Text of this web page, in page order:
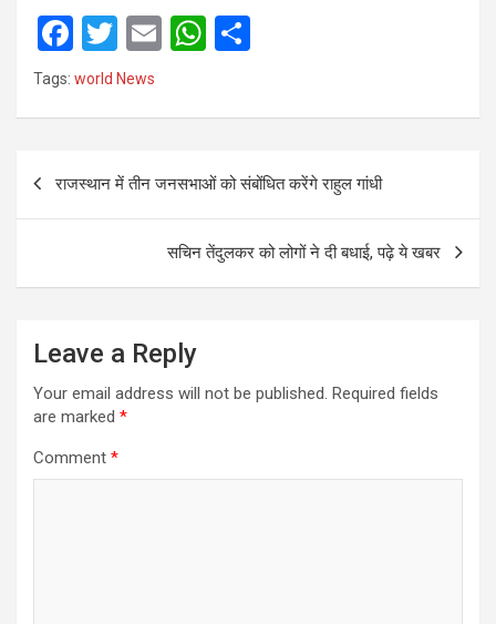
F
a
o
o
T
wi
E
W
A
p
p
Tags: world News
राजस्थान में तीन जनसभाओं को संबोंधित करेंगे राहुल गांधी
सचिन तेंदुलकर को लोगों ने दी बधाई, पढ़े ये खबर
Leave a Reply
Your email address will not be published. Required fields
are marked *
Comment *